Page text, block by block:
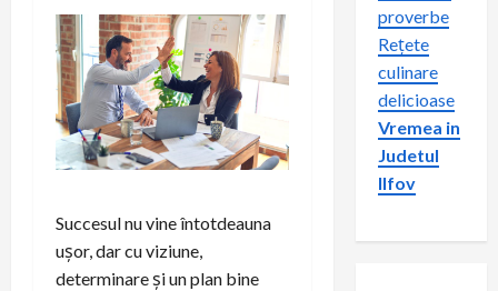
Succesul nu vine întotdeauna
ușor, dar cu viziune,
determinare și un plan bine
proverbe
Rețete
culinare
delicioase
Vremea in
Judetul
Ilfov